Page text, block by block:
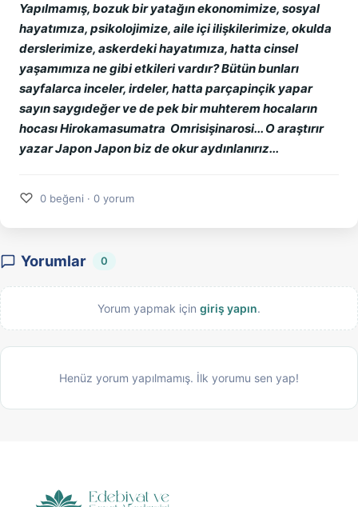
Yapılmamış, bozuk bir yatağın ekonomimize, sosyal
hayatımıza, psikolojimize, aile içi ilişkilerimize, okulda
derslerimize, askerdeki hayatımıza, hatta cinsel
yaşamımıza ne gibi etkileri vardır? Bütün bunları
sayfalarca inceler, irdeler, hatta parçapinçik yapar
sayın saygıdeğer ve de pek bir muhterem hocaların
hocası Hirokamasumatra Omrisişinarosi... O araştırır
yazar Japon Japon biz de okur aydınlanırız...
♡ 0 beğeni · 0 yorum
Yorumlar 0
Yorum yapmak için giriş yapın.
Henüz yorum yapılmamış. İlk yorumu sen yap!